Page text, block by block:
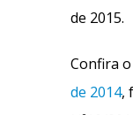
de 2015.
Confira o
de 2014,